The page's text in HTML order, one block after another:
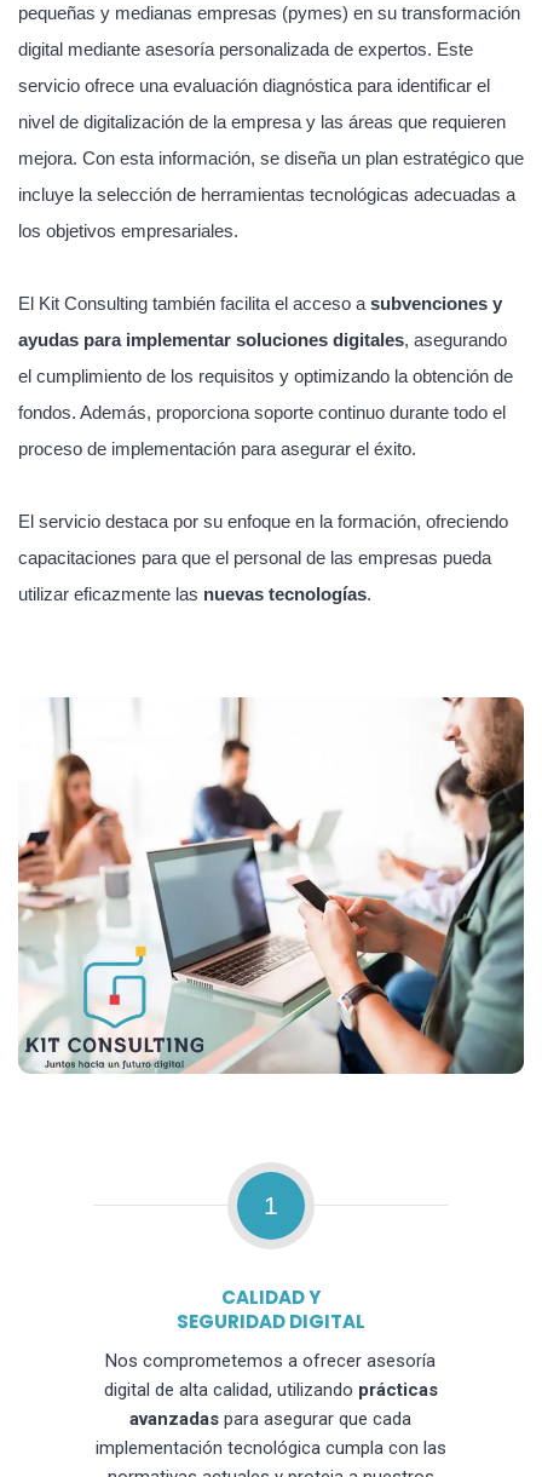
pequeñas y medianas empresas (pymes) en su transformación
digital mediante asesoría personalizada de expertos. Este
servicio ofrece una evaluación diagnóstica para identificar el
nivel de digitalización de la empresa y las áreas que requieren
mejora. Con esta información, se diseña un plan estratégico que
incluye la selección de herramientas tecnológicas adecuadas a
los objetivos empresariales.
El Kit Consulting también facilita el acceso a subvenciones y
ayudas para implementar soluciones digitales, asegurando
el cumplimiento de los requisitos y optimizando la obtención de
fondos. Además, proporciona soporte continuo durante todo el
proceso de implementación para asegurar el éxito.
El servicio destaca por su enfoque en la formación, ofreciendo
capacitaciones para que el personal de las empresas pueda
utilizar eficazmente las nuevas tecnologías.
1
CALIDAD Y
SEGURIDAD DIGITAL
Nos comprometemos a ofrecer asesoría
digital de alta calidad, utilizando prácticas
avanzadas para asegurar que cada
implementación tecnológica cumpla con las